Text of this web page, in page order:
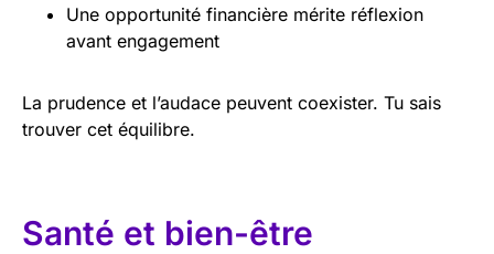
Une opportunité financière mérite réflexion
avant engagement
La prudence et l’audace peuvent coexister. Tu sais
trouver cet équilibre.
Santé et bien-être